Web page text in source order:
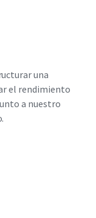
una
el rendimiento
a nuestro